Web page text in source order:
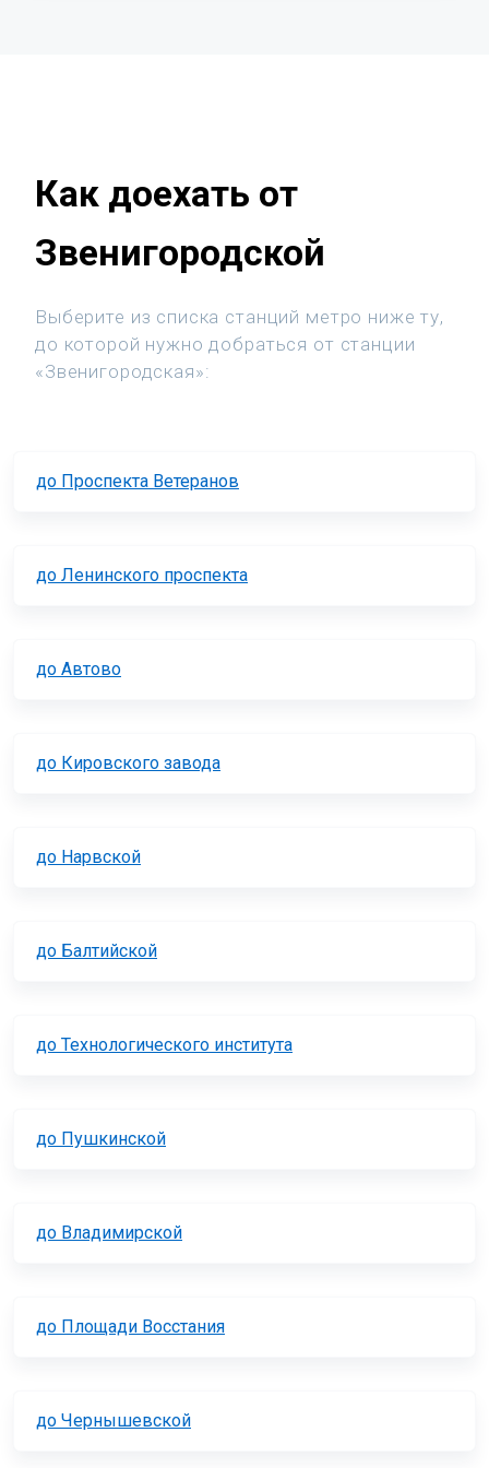
Как доехать от
Звенигородской
Выберите из списка станций метро ниже ту,
до которой нужно добраться от станции
«Звенигородская»:
до Проспекта Ветеранов
до Ленинского проспекта
до Автово
до Кировского завода
до Нарвской
до Балтийской
до Технологического института
до Пушкинской
до Владимирской
до Площади Восстания
до Чернышевской